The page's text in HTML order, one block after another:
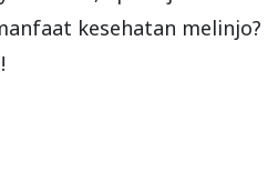
kesehatan melinjo?